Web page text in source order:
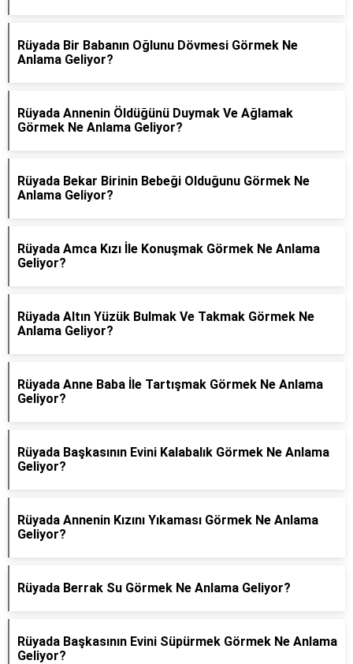
Rüyada Bir Babanın Oğlunu Dövmesi Görmek Ne
Anlama Geliyor?
Rüyada Annenin Öldüğünü Duymak Ve Ağlamak
Görmek Ne Anlama Geliyor?
Rüyada Bekar Birinin Bebeği Olduğunu Görmek Ne
Anlama Geliyor?
Rüyada Amca Kızı İle Konuşmak Görmek Ne Anlama
Geliyor?
Rüyada Altın Yüzük Bulmak Ve Takmak Görmek Ne
Anlama Geliyor?
Rüyada Anne Baba İle Tartışmak Görmek Ne Anlama
Geliyor?
Rüyada Başkasının Evini Kalabalık Görmek Ne Anlama
Geliyor?
Rüyada Annenin Kızını Yıkaması Görmek Ne Anlama
Geliyor?
Rüyada Berrak Su Görmek Ne Anlama Geliyor?
Rüyada Başkasının Evini Süpürmek Görmek Ne Anlama
Geliyor?